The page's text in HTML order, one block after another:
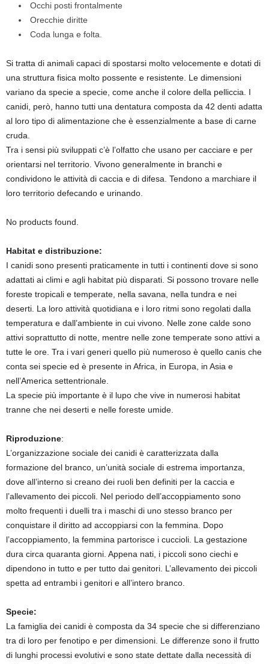
Occhi posti frontalmente
Orecchie diritte
Coda lunga e folta.
Si tratta di animali capaci di spostarsi molto velocemente e dotati di
una struttura fisica molto possente e resistente. Le dimensioni
variano da specie a specie, come anche il colore della pelliccia. I
canidi, però, hanno tutti una dentatura composta da 42 denti adatta
al loro tipo di alimentazione che è essenzialmente a base di carne
cruda.
Tra i sensi più sviluppati c’è l’olfatto che usano per cacciare e per
orientarsi nel territorio. Vivono generalmente in branchi e
condividono le attività di caccia e di difesa. Tendono a marchiare il
loro territorio defecando e urinando.
No products found.
Habitat e distribuzione:
I canidi sono presenti praticamente in tutti i continenti dove si sono
adattati ai climi e agli habitat più disparati. Si possono trovare nelle
foreste tropicali e temperate, nella savana, nella tundra e nei
deserti. La loro attività quotidiana e i loro ritmi sono regolati dalla
temperatura e dall’ambiente in cui vivono. Nelle zone calde sono
attivi soprattutto di notte, mentre nelle zone temperate sono attivi a
tutte le ore. Tra i vari generi quello più numeroso è quello canis che
conta sei specie ed è presente in Africa, in Europa, in Asia e
nell’America settentrionale.
La specie più importante è il lupo che vive in numerosi habitat
tranne che nei deserti e nelle foreste umide.
Riproduzione:
L’organizzazione sociale dei canidi è caratterizzata dalla
formazione del branco, un’unità sociale di estrema importanza,
dove all’interno si creano dei ruoli ben definiti per la caccia e
l’allevamento dei piccoli. Nel periodo dell’accoppiamento sono
molto frequenti i duelli tra i maschi di uno stesso branco per
conquistare il diritto ad accoppiarsi con la femmina. Dopo
l’accoppiamento, la femmina partorisce i cuccioli. La gestazione
dura circa quaranta giorni. Appena nati, i piccoli sono ciechi e
dipendono in tutto e per tutto dai genitori. L’allevamento dei piccoli
spetta ad entrambi i genitori e all’intero branco.
Specie:
La famiglia dei canidi è composta da 34 specie che si differenziano
tra di loro per fenotipo e per dimensioni. Le differenze sono il frutto
di lunghi processi evolutivi e sono state dettate dalla necessità di